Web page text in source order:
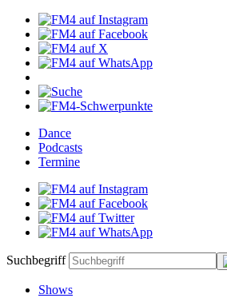
Dance
Podcasts
Termine
Suchbegriff
Shows